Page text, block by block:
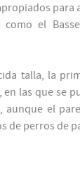
para
como el
talla, la
en las que se
aunque el
de perros de